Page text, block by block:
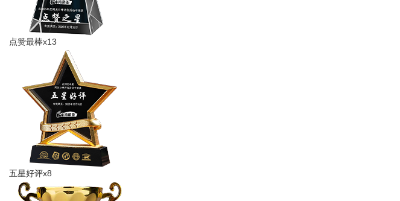
点赞最棒x13
五星好评x8